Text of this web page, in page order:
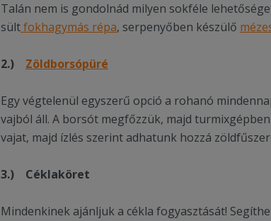
Talán nem is gondolnád milyen sokféle
sültfokhagymás répa, serpenyőben készülő
2.) Zöldborsópüré
Egy végtelenül egyszerű opció a rohanó
vajból áll. A borsót megfőzzük, majd
vajat, majd ízlés szerint adhatunk hozzá
3.) Céklaköret
Mindenkinek ajánljuk a cékla fogyasztását!